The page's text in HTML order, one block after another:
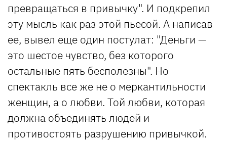
превращаться в привычку". И подкрепил
эту мысль как раз этой пьесой. А написав
ее, вывел еще один постулат: "Деньги —
это шестое чувство, без которого
остальные пять бесполезны". Но
спектакль все же не о меркантильности
женщин, а о любви. Той любви, которая
должна объединять людей и
противостоять разрушению привычкой.